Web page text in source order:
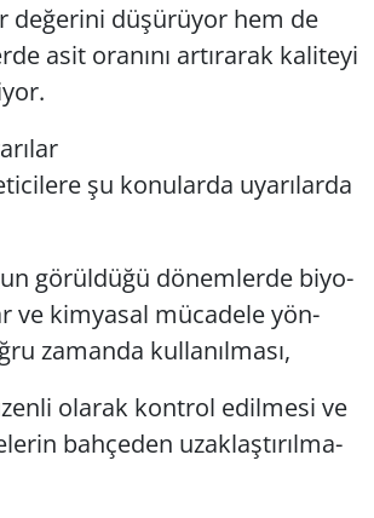
de­ğe­ri­ni dü­şü­rü­yor hem de
asit ora­nı­nı ar­tı­ra­rak ka­li­te­yi
şu ko­nu­lar­da uya­rı­lar­da
gö­rül­dü­ğü dö­nem­ler­de bi­yo­
ve kim­ya­sal mü­ca­de­le yön­
za­man­da kul­la­nıl­ma­sı,
ola­rak kont­rol edil­me­si ve
bah­çe­den uzak­laş­tı­rıl­ma­